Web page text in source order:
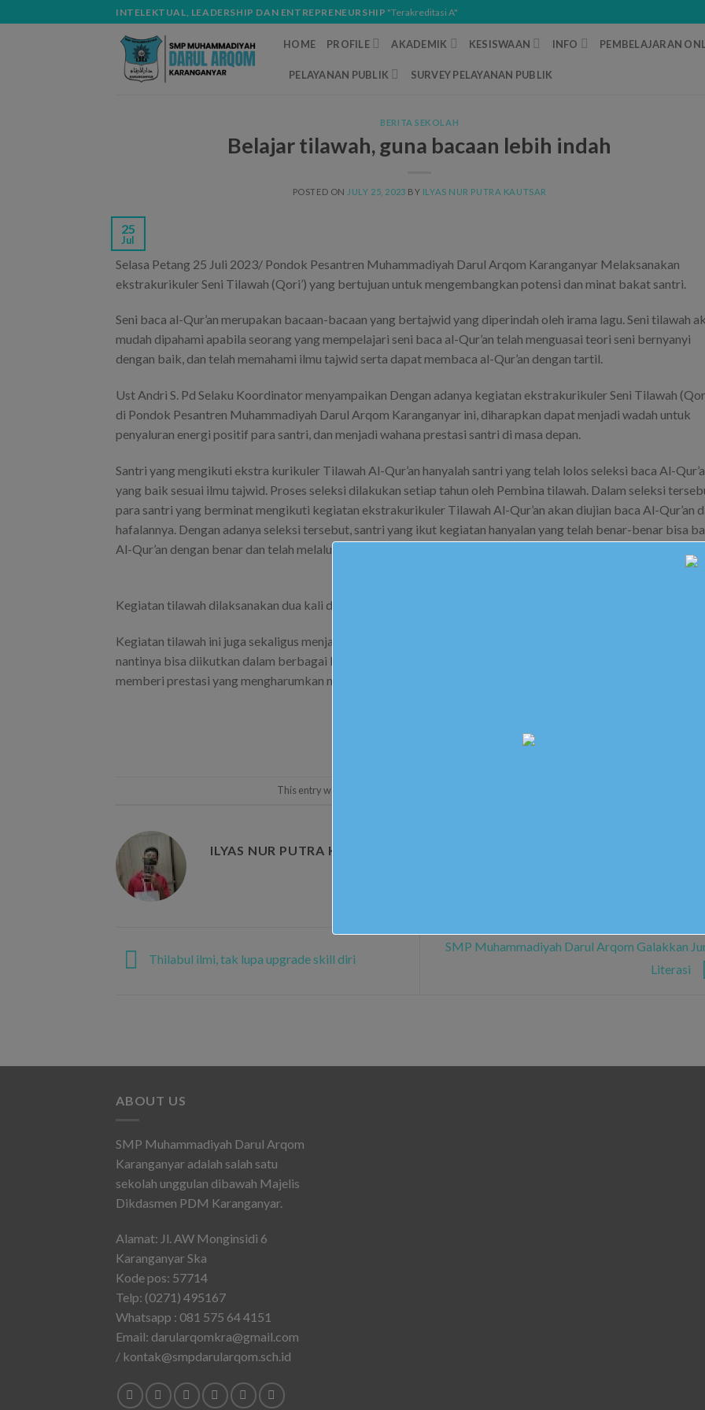
to
INTELEKTUAL, LEADERSHIP DAN ENTREPRENEURSHIP "Terakreditasi A"
HOME PROFILE AKADEMIK KESISWAAN INFO PEMBELAJARAN
PELAYANAN PUBLIK SURVEY PELAYANAN PUBLIK
BERITA SEKOLAH
Belajar tilawah, guna bacaan lebih indah
POSTED ON JULY 25, 2023 BY ILYAS NUR PUTRA KAUTSAR
25
Jul
Selasa Petang 25 Juli 2023/ Pondok Pesantren Muhammadiyah Darul Arqom Karanganyar Melaksanakan
ekstrakurikuler Seni Tilawah (Qori’) yang bertujuan untuk mengembangkan potensi dan minat bakat santri.
Seni baca al-Qur’an merupakan bacaan-bacaan yang bertajwid yang diperindah oleh irama lagu. Seni tilawah
mudah dipahami apabila seorang yang mempelajari seni baca al-Qur’an telah menguasai teori seni bernyanyi
dengan baik, dan telah memahami ilmu tajwid serta dapat membaca al-Qur’an dengan tartil.
Ust Andri S. Pd Selaku Koordinator menyampaikan Dengan adanya kegiatan ekstrakurikuler Seni Tilawah
di Pondok Pesantren Muhammadiyah Darul Arqom Karanganyar ini, diharapkan dapat menjadi wadah untuk
penyaluran energi positif para santri, dan menjadi wahana prestasi santri di masa depan.
Santri yang mengikuti ekstra kurikuler Tilawah Al-Qur’an hanyalah santri yang telah lolos seleksi baca Al-
yang baik sesuai ilmu tajwid. Proses seleksi dilakukan setiap tahun oleh Pembina tilawah. Dalam seleksi
para santri yang berminat mengikuti kegiatan ekstrakurikuler Tilawah Al-Qur’an akan diujian baca Al-Qur’an
hafalannya. Dengan adanya seleksi tersebut, santri yang ikut kegiatan hanyalan yang telah benar-benar bisa
Al-Qur’an dengan benar dan telah melalui proses tahsin Qiro’ah.
Kegiatan tilawah dilaksanakan dua kali dalam sepekan setiap hari Selasa petang dan Kamis petang.
Kegiatan tilawah ini juga sekaligus menjadi momen seleksi santri-santri yang berbakat dalam bidang tilawah
nantinya bisa diikutkan dalam berbagai kegiatan Musabaqoh Tilawatil Qur’an (MTQ) dan diharapkan dapat
memberi prestasi yang mengharumkan nama Pondok Pesantren Muhammadiyah Darul Arqom Karanganyar
This entry was posted in
ILYAS NUR PUTRA KAUTSAR
Thilabul ilmi, tak lupa upgrade skill diri
SMP Muhammadiyah Darul Arqom Galakkan
Literasi
ABOUT US
SMP Muhammadiyah Darul Arqom
Karanganyar adalah salah satu
sekolah unggulan dibawah Majelis
Dikdasmen PDM Karanganyar.
Alamat: Jl. AW Monginsidi 6
Karanganyar Ska
Kode pos: 57714
Telp: (0271) 495167
Whatsapp : 081 575 64 4151
Email: darularqomkra@gmail.com
/ kontak@smpdarularqom.sch.id